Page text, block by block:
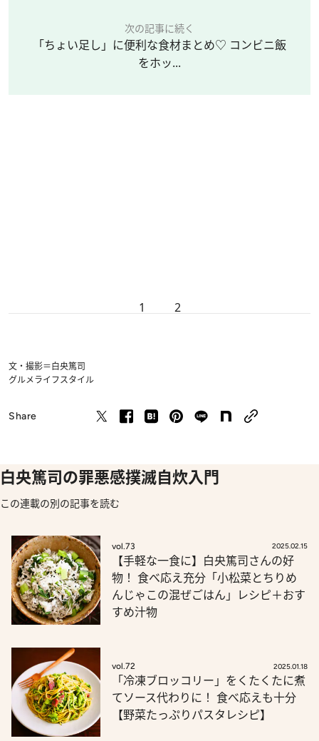
次の記事に続く
「ちょい足し」に便利な食材まとめ♡ コンビニ飯
をホッ...
1 2
文・撮影＝白央篤司
グルメライフスタイル
Share
白央篤司の罪悪感撲滅自炊入門
この連載の別の記事を読む
vol.73 2025.02.15
【手軽な一食に】白央篤司さんの好
物！ 食べ応え充分「小松菜とちりめ
んじゃこの混ぜごはん」レシピ＋おす
すめ汁物
vol.72 2025.01.18
「冷凍ブロッコリー」をくたくたに煮
てソース代わりに！ 食べ応えも十分
【野菜たっぷりパスタレシピ】